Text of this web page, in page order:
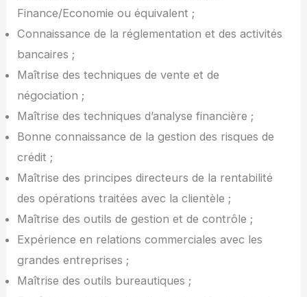
Finance/Economie ou équivalent ;
Connaissance de la réglementation et des activités
bancaires ;
Maîtrise des techniques de vente et de
négociation ;
Maîtrise des techniques d’analyse financière ;
Bonne connaissance de la gestion des risques de
crédit ;
Maîtrise des principes directeurs de la rentabilité
des opérations traitées avec la clientèle ;
Maîtrise des outils de gestion et de contrôle ;
Expérience en relations commerciales avec les
grandes entreprises ;
Maîtrise des outils bureautiques ;